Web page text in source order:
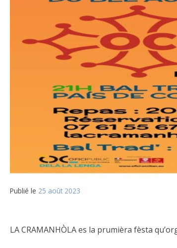
Publié le 25 août 2023
LA CRAMANHÒLA es la prumièra fèsta